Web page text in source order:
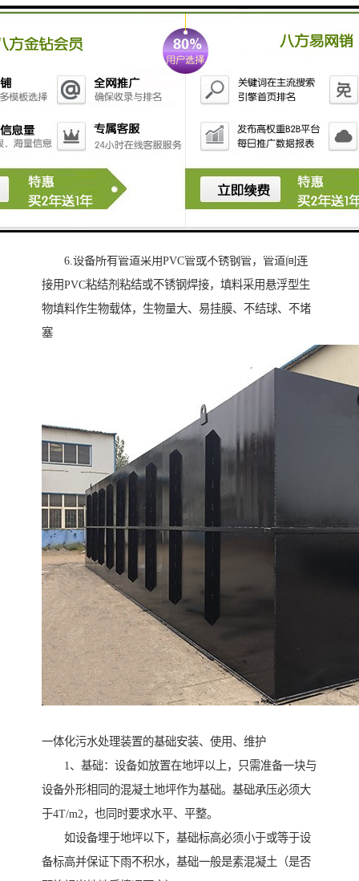
3、生化池采用生物接触氧化法，其填料的体积负荷
比较低，微生物处于自身氧化阶断，产泥量少，仅需三
个月（90天）以上排一次泥（用粪车抽吸或脱水成泥饼
4、该一体化污水处理设备的除臭方式除采用常规高
空排气，另配有土壤脱臭措施。
5、整个设备处理系统配有全自动电气控制系统和设
备故障报警系统，运行可靠，平时一般不需要专人管
理，只需适时地对设备进行维护和保养。
6.设备所有管道采用PVC管或不锈钢管，管道间连
接用PVC粘结剂粘结或不锈钢焊接，填料采用悬浮型生
物填料作生物载体，生物量大、易挂膜、不结球、不堵
塞
一体化污水处理装置的基础安装、使用、维护
1、基础：设备如放置在地坪以上，只需准备一块与
设备外形相同的混凝土地坪作为基础。基础承压必须大
于4T/m2，也同时要求水平、平整。
如设备埋于地坪以下，基础标高必须小于或等于设
备标高并保证下雨不积水，基础一般是素混凝土（是否